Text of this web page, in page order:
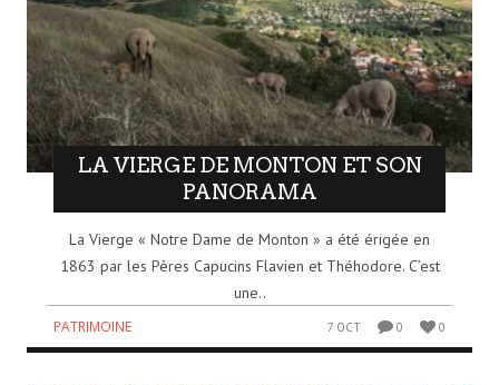
LA VIERGE DE MONTON ET SON
PANORAMA
La Vierge « Notre Dame de Monton » a été érigée en
1863 par les Pères Capucins Flavien et Théhodore. C’est
une..
PATRIMOINE 7 OCT 0 0